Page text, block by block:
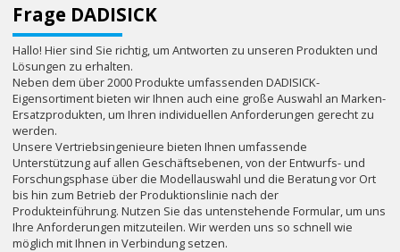
Frage DADISICK
Hallo! Hier sind Sie richtig, um Antworten zu unseren Produkten und
Lösungen zu erhalten.
Neben dem über 2000 Produkte umfassenden DADISICK-
Eigensortiment bieten wir Ihnen auch eine große Auswahl an Marken-
Ersatzprodukten, um Ihren individuellen Anforderungen gerecht zu
werden.
Unsere Vertriebsingenieure bieten Ihnen umfassende
Unterstützung auf allen Geschäftsebenen, von der Entwurfs- und
Forschungsphase über die Modellauswahl und die Beratung vor Ort
bis hin zum Betrieb der Produktionslinie nach der
Produkteinführung. Nutzen Sie das untenstehende Formular, um uns
Ihre Anforderungen mitzuteilen. Wir werden uns so schnell wie
möglich mit Ihnen in Verbindung setzen.